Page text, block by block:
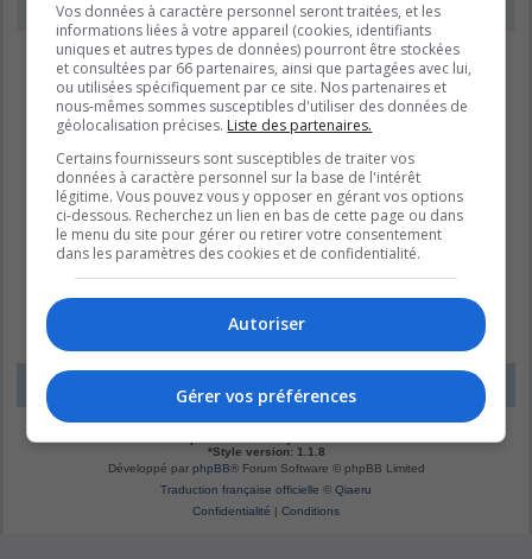
LE DOMAINE BLEU UTC-04:00
*Original byChristian 2.0
*Style version: 1.1.8
Développé par phpBB® Forum Software © phpBB Limited
Traduction française officielle © Qiaeru
Confidentialité | Conditions
Vos données à caractère personnel seront traitées, et les
informations liées à votre appareil (cookies, identifiants
uniques et autres types de données) pourront être stockées
et consultées par 66 partenaires, ainsi que partagées avec lui,
ou utilisées spécifiquement par ce site. Nos partenaires et
nous-mêmes sommes susceptibles d'utiliser des données de
géolocalisation précises. Liste des partenaires.
Certains fournisseurs sont susceptibles de traiter vos
données à caractère personnel sur la base de l'intérêt
légitime. Vous pouvez vous y opposer en gérant vos options
ci-dessous. Recherchez un lien en bas de cette page ou dans
le menu du site pour gérer ou retirer votre consentement
dans les paramètres des cookies et de confidentialité.
Autoriser
Gérer vos préférences